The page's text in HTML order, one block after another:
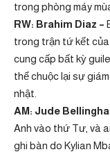
trong phòng máy
RW: Brahim Diaz –
trong trận tứ kết của
cung cấp bất kỳ
thể chuộc lại sự
nhật.
AM: Jude
Anh vào thứ Tư, và
ghi bàn do Kylian